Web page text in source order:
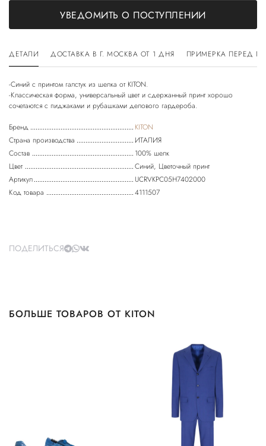
УВЕДОМИТЬ О ПОСТУПЛЕНИИ
ДЕТАЛИ ДОСТАВКА В Г. МОСКВА ОТ 1 ДНЯ ПРИМЕРКА ПЕРЕД
-Синий с принтом галстук из шелка от KITON.
-Классическая форма, универсальный цвет и сдержанный принт хорошо
Бренд
KITON
Страна производства
ИТАЛИЯ
Состав
100% шелк
Цвет
Синий, Цветочный принт
Артикул
UCRVKPC05H7402000
Код товара
4111507
ПОДЕЛИТЬСЯ
БОЛЬШЕ ТОВАРОВ ОТ KITON